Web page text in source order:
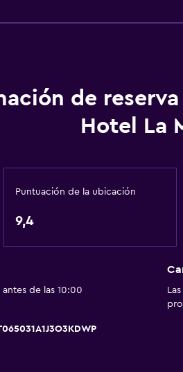
de
Hotel La
Puntuación de la ubicación
9,4
de las 10:00